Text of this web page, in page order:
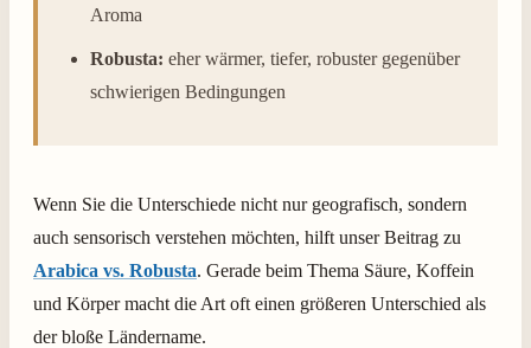
Aroma
Robusta: eher wärmer, tiefer, robuster gegenüber
schwierigen Bedingungen
Wenn Sie die Unterschiede nicht nur geografisch, sondern
auch sensorisch verstehen möchten, hilft unser Beitrag zu
Arabica vs. Robusta. Gerade beim Thema Säure, Koffein
und Körper macht die Art oft einen größeren Unterschied als
der bloße Ländername.